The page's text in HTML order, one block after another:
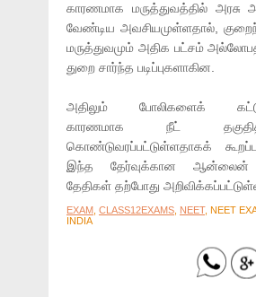
காரணமாக மருத்துவத்தில் அரசு
வேண்டிய அவசியமுள்ளதால்,
மருத்துவமும் அதிக பட்சம்
துறை சார்ந்த படிப்புகளாகின.
அதிலும் போலிகளைக்
காரணமாக நீட்
கொண்டுவரப்பட்டுள்ளதாகக்
இந்த தேர்வுக்கான ஆன்லைன்
தேதிகள் தற்போது
EXAM CLASS12EXAMS NEET, NEET
INDIA